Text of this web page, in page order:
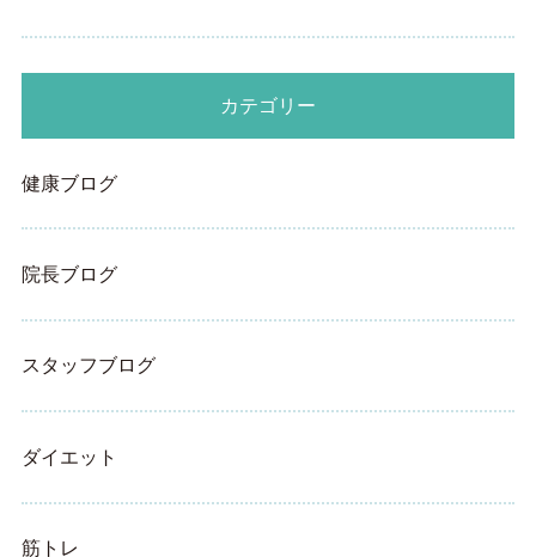
カテゴリー
健康ブログ
院長ブログ
スタッフブログ
ダイエット
筋トレ